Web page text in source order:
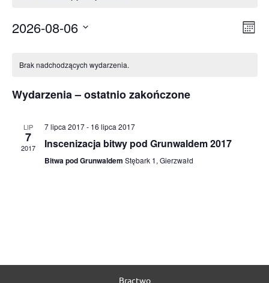
2026-08-06
Wydarzenia
Brak nadchodzących wydarzenia.
Wydarzenia – ostatnio zakończone
LIP
7
2017
7 lipca 2017- 16 lipca 2017
Inscenizacja bitwy pod Grunwaldem 2017
Bitwa pod Grunwaldem Stębark 1, Gierzwałd
Bractwo